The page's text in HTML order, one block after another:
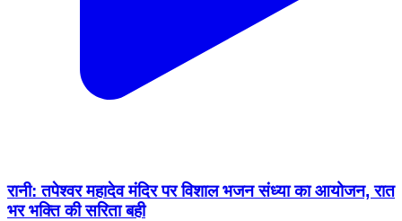
रानी: तपेश्वर महादेव मंदिर पर विशाल भजन संध्या का आयोजन, रात
भर भक्ति की सरिता बही